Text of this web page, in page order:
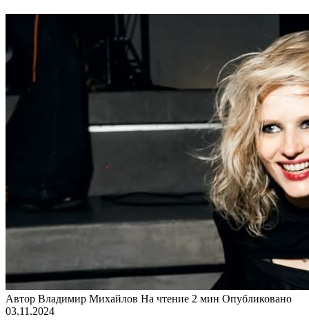
Автор Владимир Михайлов На чтение 2 мин Опубликовано
03.11.2024